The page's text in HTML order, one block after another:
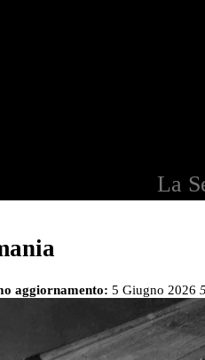
La
aggiornamento: 5 Giugno 2026